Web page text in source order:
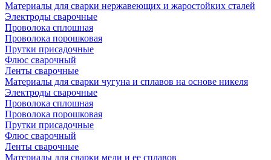
Материалы для сварки нержавеющих и жаростойких сталей
Электроды сварочные
Проволока сплошная
Проволока порошковая
Прутки присадочные
Флюс сварочный
Ленты сварочные
Материалы для сварки чугуна и сплавов на основе никеля
Электроды сварочные
Проволока сплошная
Проволока порошковая
Прутки присадочные
Флюс сварочный
Ленты сварочные
Материалы для сварки меди и ее сплавов